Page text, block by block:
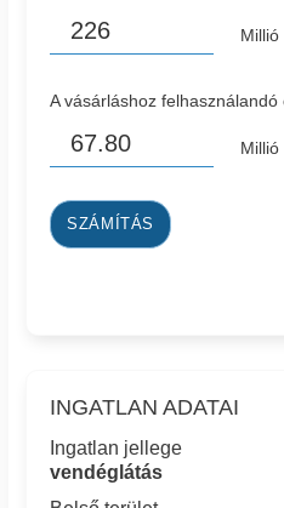
Millió
A vásárláshoz
Millió
SZÁMÍTÁS
INGATLAN ADATAI
Ingatlan jellege
vendéglátás